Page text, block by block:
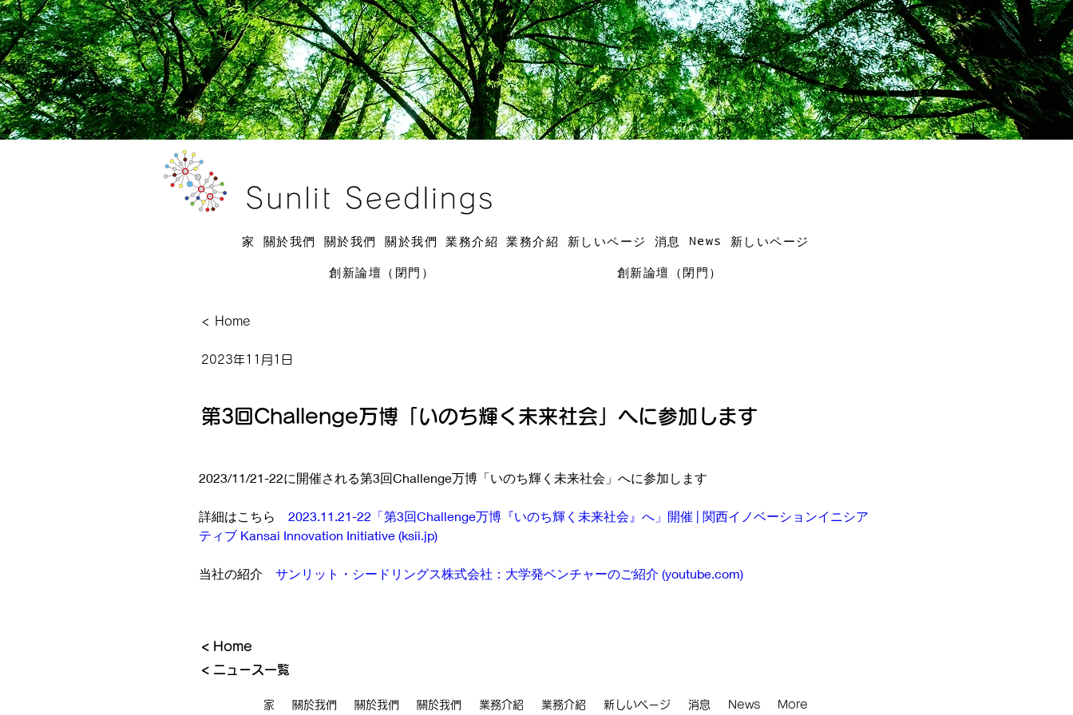
家 關於我們 關於我們 關於我們 業務介紹 業務介紹 新しいページ 消息 News 新しいページ
創新論壇（閉門） 創新論壇（閉門）
< Home
2023年11月1日
第3回Challenge万博「いのち輝く未来社会」へに参加します
2023/11/21-22に開催される第3回Challenge万博「いのち輝く未来社会」へに参加します
詳細はこちら 2023.11.21-22「第3回Challenge万博『いのち輝く未来社会』へ」開催 | 関西イノベーションイニシア
ティブ Kansai Innovation Initiative (ksii.jp)
当社の紹介 サンリット・シードリングス株式会社：大学発ベンチャーのご紹介 (youtube.com)
< Home
< ニュース一覧
家 關於我們 關於我們 關於我們 業務介紹 業務介紹 新しいページ 消息 News More